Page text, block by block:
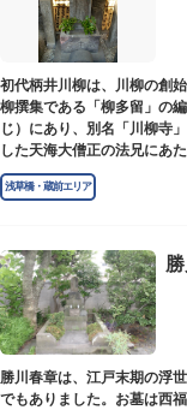
初代柄井川柳は、川柳の創
柳撰集である「柳多留」の
じ）にあり、別名「川柳寺
した天海大僧正の法兄にあ
王の梵字を刻んだ板碑が境内
浅草橋・蔵前エリア
勝川春章は、江戸末期の浮
でもありました。お墓は西